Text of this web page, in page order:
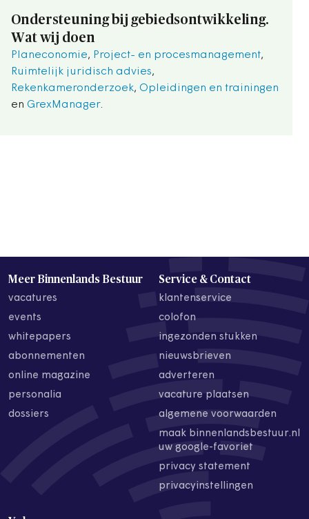
Ondersteuning bij gebiedsontwikkeling.
Wat wij doen
Planeconomie, Project- en procesmanagement,
Ruimtelijk juridisch advies,
Rekenkameronderzoek, Opleidingen en trainingen
en GrexManager.
Meer Binnenlands Bestuur
vacatures
events
whitepapers
abonnementen
online magazine
personalia
dossiers
Service & Contact
klantenservice
colofon
ingezonden stukken
nieuwsbrieven
adverteren
vacature plaatsen
algemene voorwaarden
maak binnenlandsbestuur.nl
uw google-favoriet
privacy statement
privacyinstellingen